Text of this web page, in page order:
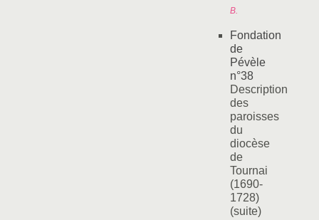
B.
Fondation
de
Pévèle
n°38
Description
des
paroisses
du
diocèse
de
Tournai
(1690-
1728)
(suite)